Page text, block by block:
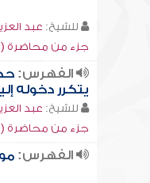
للشيخ: عبد
جزء من محاضرة (
الفهرس:
يتكرر دخوله
للشيخ: عبد
جزء من محاضرة (
الفهرس: